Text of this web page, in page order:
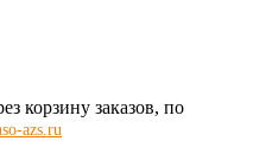
корзину заказов, по
azs.ru